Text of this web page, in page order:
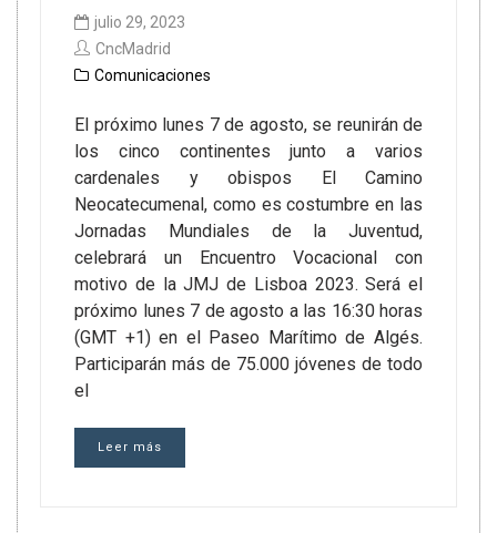
julio 29, 2023
CncMadrid
Comunicaciones
El próximo lunes 7 de agosto, se reunirán de
los cinco continentes junto a varios
cardenales y obispos El Camino
Neocatecumenal, como es costumbre en las
Jornadas Mundiales de la Juventud,
celebrará un Encuentro Vocacional con
motivo de la JMJ de Lisboa 2023. Será el
próximo lunes 7 de agosto a las 16:30 horas
(GMT +1) en el Paseo Marítimo de Algés.
Participarán más de 75.000 jóvenes de todo
el
Leer más